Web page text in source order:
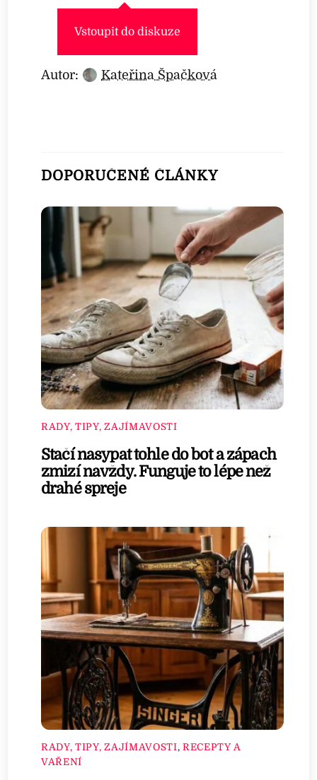
Vstoupit do diskuze
Autor: Kateřina Špačková
DOPORUČENÉ ČLÁNKY
RADY, TIPY, ZAJÍMAVOSTI
Stačí nasypat tohle do bot a zápach
zmizí navždy. Funguje to lépe než
drahé spreje
RADY, TIPY, ZAJÍMAVOSTI, RECEPTY A
VAŘENÍ